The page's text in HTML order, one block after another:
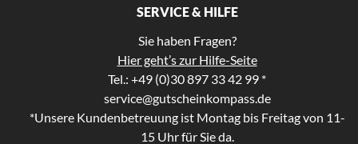
SERVICE & HILFE
Sie haben Fragen?
Hier geht’s zur Hilfe-Seite
Tel.: +49 (0)30 897 33 42 99 *
service@gutscheinkompass.de
*Unsere Kundenbetreuung ist Montag bis Freitag von 11-
15 Uhr für Sie da.